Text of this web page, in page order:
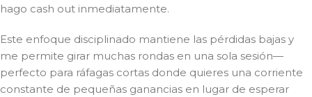
hago cash out inmediatamente.
Este enfoque disciplinado mantiene las pérdidas bajas y
me permite girar muchas rondas en una sola sesión—
perfecto para ráfagas cortas donde quieres una corriente
constante de pequeñas ganancias en lugar de esperar